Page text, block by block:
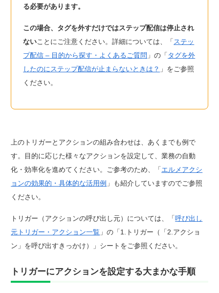
る必要があります。
この場合、タグを外すだけではステップ配信は停止され
ないことにご注意ください。詳細については、「 ステッ
プ配信 – 目的から探す・よくあるご質問 」の「 タグを外
したのにステップ配信が止まらないときは？ 」をご参照
ください。
上のトリガーとアクションの組み合わせは、あくまでも例で
す。目的に応じた様々なアクションを設定して、業務の自動
化・効率化を進めてください。ご参考のため、「エルメアクシ
ョンの効果的・具体的な活用例 」も紹介していますのでご参照
ください。
トリガー（アクションの呼び出し元）については、「呼び出し
元トリガー・アクション一覧 」の「1.トリガー（「2.アクショ
ン」を呼び出すきっかけ）」シートをご参照ください。
トリガーにアクションを設定する大まかな手順